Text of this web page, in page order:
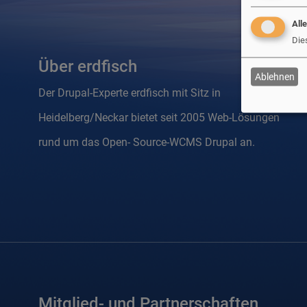
Über erdfisch
Der Drupal-Experte erdfisch mit Sitz in
Heidelberg/Neckar bietet seit 2005 Web-Lösungen
rund um das Open- Source-WCMS Drupal an.
Ablehnen